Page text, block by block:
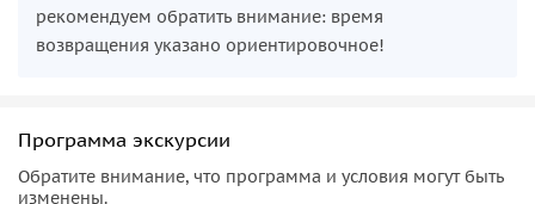
рекомендуем обратить внимание: время
возвращения указано ориентировочное!
Программа экскурсии
Обратите внимание, что программа и условия могут быть
изменены.